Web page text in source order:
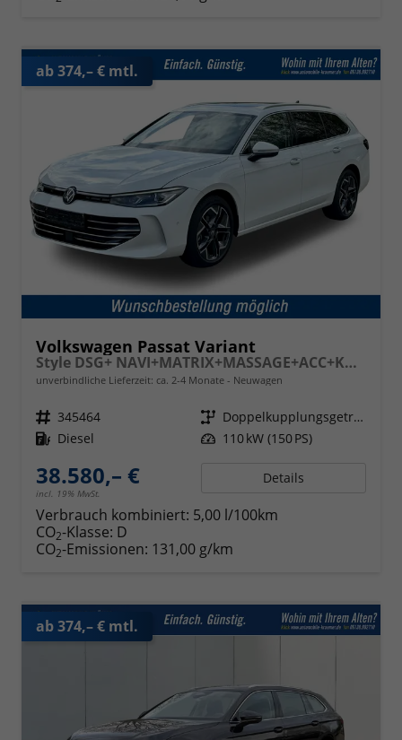
ab 374,– € mtl.
Volkswagen Passat Variant
Style DSG+ NAVI+MATRIX+MASSAGE+ACC+KAMERA
unverbindliche Lieferzeit: ca. 2-4 Monate Neuwagen
Fahrzeugnr. 345464 Getriebe
Doppelkupplungsgetriebe (DSG)
Kraftstoff Diesel Leistung 110 kW (150 PS)
38.580,– €
incl. 19% MwSt.
Details
Verbrauch kombiniert: 5,00 l/100km
CO2-Klasse: D
CO2-Emissionen: 131,00 g/km
ab 374,– € mtl.